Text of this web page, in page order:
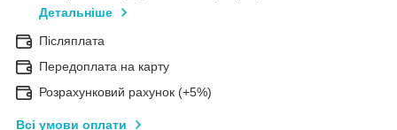
Детальніше
Післяплата
Передоплата на карту
Розрахунковий рахунок (+5%)
Всі умови оплати